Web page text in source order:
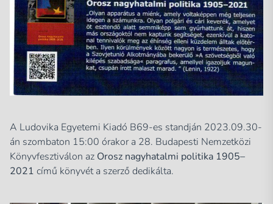
A Ludovika Egyetemi Kiadó B69-es standján 2023.09.30-
án szombaton 15:00 órakor a 28. Budapesti Nemzetközi
Könyvfesztiválon az Orosz nagyhatalmi politika 1905–
2021 című könyvét a szerző dedikálta.